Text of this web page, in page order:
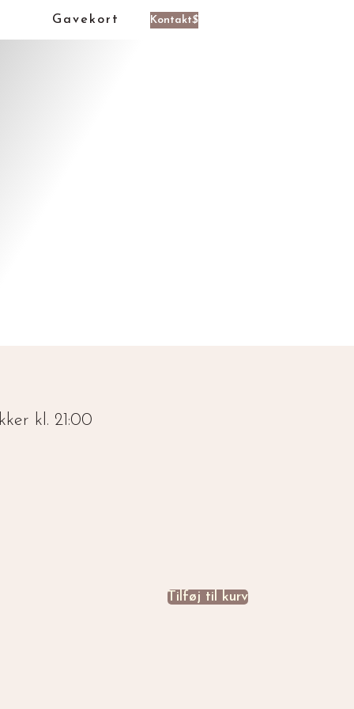
Gavekort Kontakt$
kl. 21:00
Tilføj til kurv